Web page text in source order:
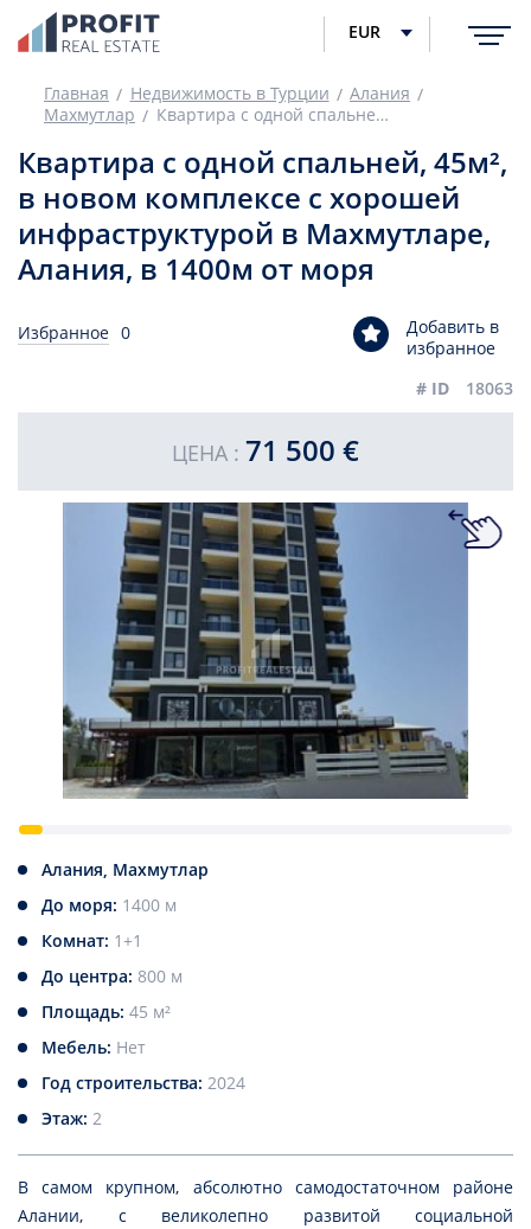
EUR
Главная Недвижимость в Турции
Алания
Махмутлар
Квартира с одной спальней, 45м², в новом комплексе с хорошей инфраструктурой в Махмутларе, Алания, в 1400м от моря
Квартира с одной спальней, 45м²,
в новом комплексе с хорошей
инфраструктурой в Махмутларе,
Алания, в 1400м от моря
Избранное 0
Добавить в
избранное
# ID
18063
ЦЕНА : 71 500 €
Алания, Махмутлар
До моря: 1400 м
Комнат: 1+1
До центра: 800 м
Площадь: 45 м²
Мебель: Нет
Год строительства: 2024
Этаж: 2
В самом крупном, абсолютно самодостаточном районе
Алании, с великолепно развитой социальной